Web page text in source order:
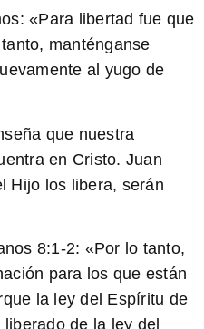
«Para libertad fue que
manténganse
al yugo de
que nuestra
en Cristo. Juan
Hijo los libera, serán
8:1-2: «Por lo tanto,
para los que están
la ley del Espíritu de
de la ley del